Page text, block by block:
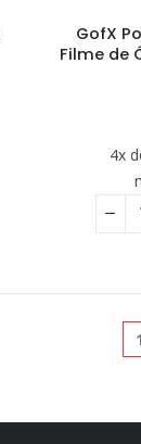
GofX
Filme de
4x